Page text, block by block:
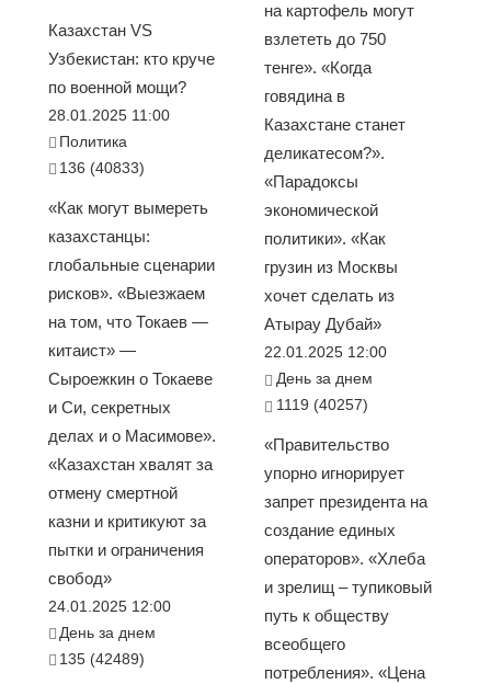
Казахстан VS
Узбекистан: кто круче
по военной мощи?
28.01.2025 11:00
Политика
136 (40833)
«Как могут вымереть
казахстанцы:
глобальные сценарии
рисков». «Выезжаем
на том, что Токаев —
китаист» —
Сыроежкин о Токаеве
и Си, секретных
делах и о Масимове».
«Казахстан хвалят за
отмену смертной
казни и критикуют за
пытки и ограничения
свобод»
24.01.2025 12:00
День за днем
135 (42489)
на картофель могут
взлететь до 750
тенге». «Когда
говядина в
Казахстане станет
деликатесом?».
«Парадоксы
экономической
политики». «Как
грузин из Москвы
хочет сделать из
Атырау Дубай»
22.01.2025 12:00
День за днем
1119 (40257)
«Правительство
упорно игнорирует
запрет президента на
создание единых
операторов». «Хлеба
и зрелищ – тупиковый
путь к обществу
всеобщего
потребления». «Цена